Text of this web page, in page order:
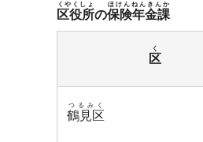
区役所
くやくしょ
の保険年金課
ほけんねんきんか
区
く
鶴見区
つるみく